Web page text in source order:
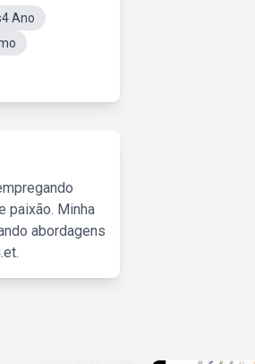
Ano
paixão. Minha
abordagens